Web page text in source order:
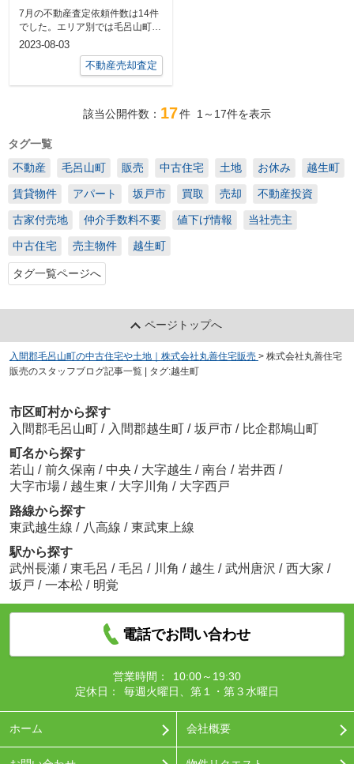
7月の不動産査定依頼件数は14件
でした。エリア別では毛呂山町５
件、越生町６件、ときがわ町1
2023-08-03
不動産売却査定
該当公開件数： 17件 1～17件を表示
タグ一覧
不動産
毛呂山町 販売 中古住宅 土地 お休み 越生町
賃貸物件 アパート 坂戸市 買取 売却 不動産投資
古家付売地 仲介手数料不要 値下げ情報 当社売主
中古住宅 売主物件 越生町
タグ一覧ページへ
ページトップへ
入間郡毛呂山町の中古住宅や土地｜株式会社丸善住宅販売 > 株式会社丸善住宅
販売のスタッフブログ記事一覧 | タグ:越生町
市区町村から探す
入間郡毛呂山町 / 入間郡越生町 / 坂戸市 / 比企郡鳩山町
町名から探す
若山 / 前久保南 / 中央 / 大字越生 / 南台 / 岩井西 /
大字市場 / 越生東 / 大字川角 / 大字西戸
路線から探す
東武越生線 / 八高線 / 東武東上線
駅から探す
武州長瀬 / 東毛呂 / 毛呂 / 川角 / 越生 / 武州唐沢 / 西大家 /
坂戸 / 一本松 / 明覚
電話でお問い合わせ
営業時間：
10:00～19:30
定休日：
毎週火曜日、第１・第３水曜日
ホーム 会社概要